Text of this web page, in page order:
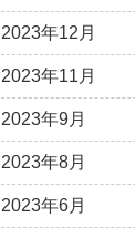
2023年12月
2023年11月
2023年9月
2023年8月
2023年6月